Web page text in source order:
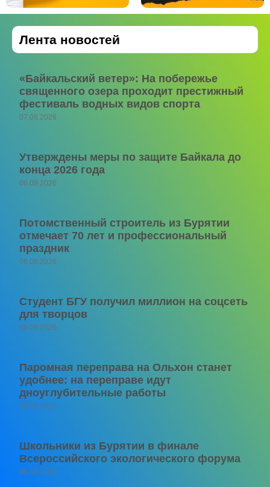
Лента новостей
«Байкальский ветер»: На побережье
священного озера проходит престижный
фестиваль водных видов спорта
07.08.2026
Утверждены меры по защите Байкала до
конца 2026 года
06.08.2026
Потомственный строитель из Бурятии
отмечает 70 лет и профессиональный
праздник
06.08.2026
Студент БГУ получил миллион на соцсеть
для творцов
06.08.2026
Паромная переправа на Ольхон станет
удобнее: на переправе идут
дноуглубительные работы
06.08.2026
Школьники из Бурятии в финале
Всероссийского экологического форума
06.08.2026